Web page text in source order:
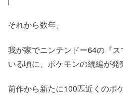
それから数年。
我が家でニンテンドー64の『
いる頃に、ポケモンの続編が発
前作から新たに100匹近くのポ